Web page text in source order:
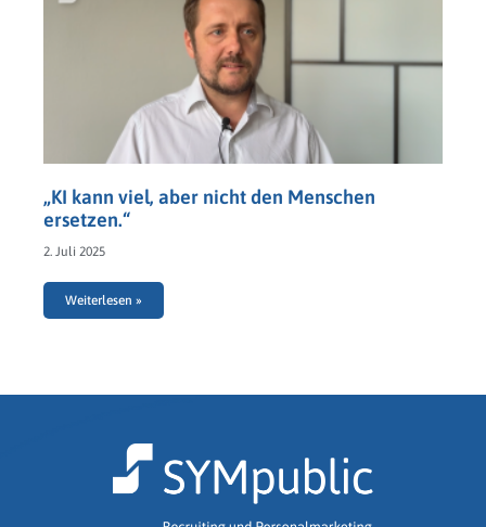
„KI kann viel, aber nicht den Menschen
ersetzen.“
2. Juli 2025
Weiterlesen »